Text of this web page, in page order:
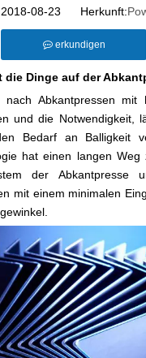
2018-08-23 Herkunft:
erkundigen
die Dinge auf der
Abkantpressen mit
und die Notwendigkeit,
Bedarf an Balligkeit
hat einen langen Weg
der Abkantpresse
mit einem minimalen